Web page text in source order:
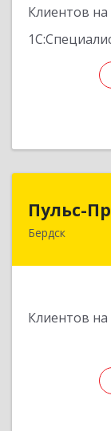
Клиентов
Пульс-
Бердск
Клиентов
633010,